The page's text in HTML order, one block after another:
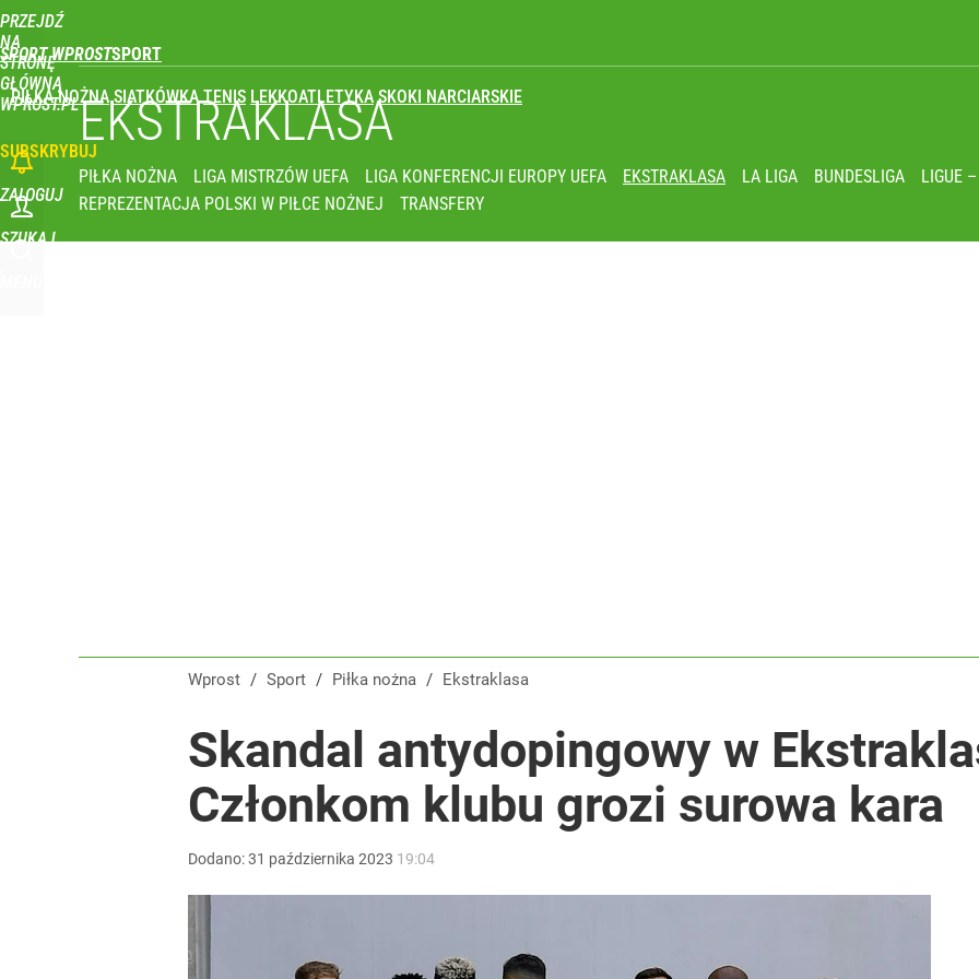
PRZEJDŹ
NA
STRONĘ
GŁÓWNĄ
WPROST.PL
SPORT WPROST
PIŁKA NOŻNA SIATKÓWKA TENIS LEKKOATLETYKA SKOKI NARCIARSKIE
SUBSKRYBUJ
ZALOGUJ
SZUKAJ
EKSTRAKLASA
PIŁKA NOŻNA LIGA MISTRZÓW UEFA LIGA KONFERENCJI EUROPY UEFA EKSTRAKLASA LA LIGA BUNDESLIGA
LIGUE
REPREZENTACJA POLSKI W PIŁCE NOŻNEJ
TRANSFERY
Wprost / Sport / Piłka nożna / Ekstraklasa
Skandal antydopingowy w
Członkom klubu grozi surowa kara
Dodano:31 października 2023 19:04